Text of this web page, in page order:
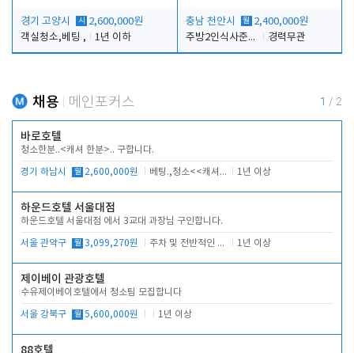
경기 고양시 시
2,600,000원
객실청소,베팅 ,
1년 이하
충남 천안시 월 2,400,000원
주방2인식사준비및청소린렌보조
경력무관
채용 메인포커스 1 / 2
바로호텔
청소한분..<캐셔 한분>.. 구합니다.
경기 하남시 월 2,600,000원 베팅.,청소<<캐셔 모셔봅니다. 1년 이상
하운드호텔 서울대점
하운드호텔 서울대점 에서 3교대 과장님 구인합니다.
서울 관악구 월 3,099,270원 주차 및 전반적인 당번업무 1년 이상
제이베이 관광호텔
수유제이베이호텔에서 청소팀 모집합니다
서울 강북구 월 5,600,000원 1년 이상